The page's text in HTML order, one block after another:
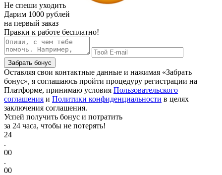
Не спеши уходить
Дарим 1000 рублей
на первый заказ
Правки к работе бесплатно!
Забрать бонус
Оставляя свои контактные данные и нажимая «Забрать
бонус», я соглашаюсь пройти процедуру регистрации на
Платформе, принимаю условия Пользовательского
соглашения и Политики конфиденциальности в целях
заключения соглашения.
Успей получить бонус и потратить
за 24 часа, чтобы не потерять!
24
.
00
.
00